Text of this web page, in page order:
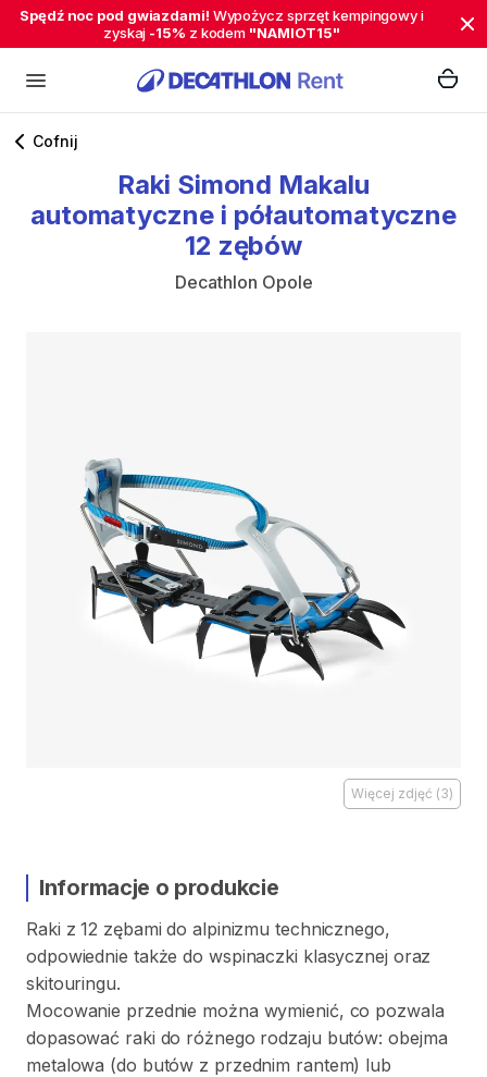
Spędź noc pod gwiazdami! Wypożycz sprzęt kempingowy i
zyskaj -15% z kodem "NAMIOT15"
Cofnij
Raki Simond Makalu
automatyczne i półautomatyczne
12 zębów
Decathlon Opole
Więcej zdjęć (3)
Informacje o produkcie
Raki z 12 zębami do alpinizmu technicznego​,​
odpowiednie także do wspinaczki klasycznej oraz
skitouringu.
Mocowanie przednie można wymienić​,​ co pozwala
dopasować raki do różnego rodzaju butów: obejma
metalowa (do butów z przednim rantem) lub